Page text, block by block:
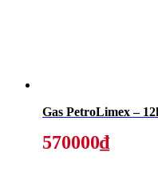
Gas PetroLimex –
570000₫